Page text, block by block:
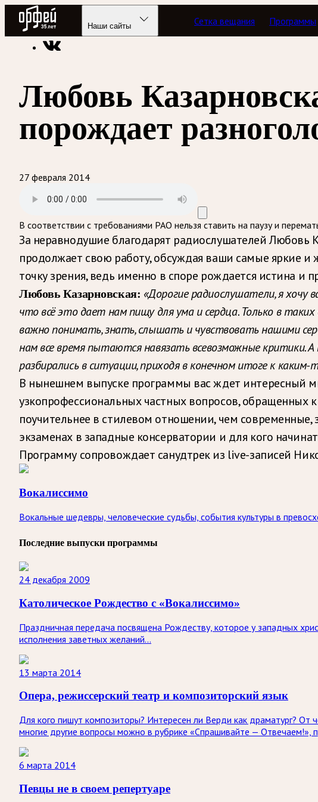
Радио Орфей
Наши сайты Сетка вещания Программы
Радио классической музыки «Орфей» Подкасты Вокалиссимо
Любовь
порождает
27 февраля 2014
В соответствии с требованиями РАО нельзя ставить на паузу и
За неравнодушие благодарят радиослушателей Любовь
продолжает свою работу, обсуждая ваши самые яркие и
точку зрения, ведь именно в споре рождается истина
Любовь Казарновская: «Дорогие радиослушатели, я хочу
что всё это дает нам пищу для ума и сердца. Только в
важно понимать, знать, слышать и чувствовать нашими
нам все время пытаются навязать всевозможные критики.
разбирались в ситуации, приходя в конечном итоге к
В нынешнем выпуске программы вас ждет интересный
узкопрофессиональных частных вопросов, обращенных
поучительнее в стилевом отношении, чем современные,
экзаменах в западные консерватории и для кого
Программу сопровождает санудтрек из live-записей
Вокалиссимо
Вокальные шедевры, человеческие судьбы, события культуры в
Последние выпуски программы
24 декабря 2009
Католическое Рождество с «Вокалиссимо»
Праздничная передача посвящена Рождеству, которое у западных
исполнения заветных желаний…
13 марта 2014
Опера, режиссерский театр и композиторский язык
Для кого пишут композиторы? Интересен ли Верди как драматург? От
многие другие вопросы можно в рубрике «Спрашивайте —
6 марта 2014
Певцы не в своем репертуаре